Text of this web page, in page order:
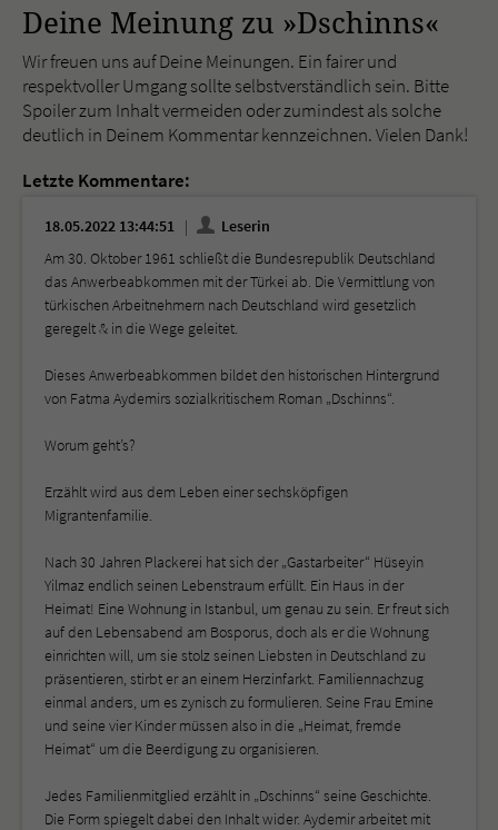
Deine Meinung zu »Dschinns«
Wir freuen uns auf Deine Meinungen. Ein fairer und
respektvoller Umgang sollte selbstverständlich sein. Bitte
Spoiler zum Inhalt vermeiden oder zumindest als solche
deutlich in Deinem Kommentar kennzeichnen. Vielen Dank!
Letzte Kommentare:
18.05.2022 13:44:51
Leserin
Am 30. Oktober 1961 schließt die Bundesrepublik Deutschland
das Anwerbeabkommen mit der Türkei ab. Die Vermittlung von
türkischen Arbeitnehmern nach Deutschland wird gesetzlich
geregelt & in die Wege geleitet.
Dieses Anwerbeabkommen bildet den historischen Hintergrund
von Fatma Aydemirs sozialkritischem Roman „Dschinns“.
Worum geht’s?
Erzählt wird aus dem Leben einer sechsköpfigen
Migrantenfamilie.
Nach 30 Jahren Plackerei hat sich der „Gastarbeiter“ Hüseyin
Yilmaz endlich seinen Lebenstraum erfüllt. Ein Haus in der
Heimat! Eine Wohnung in Istanbul, um genau zu sein. Er freut sich
auf den Lebensabend am Bosporus, doch als er die Wohnung
einrichten will, um sie stolz seinen Liebsten in Deutschland zu
präsentieren, stirbt er an einem Herzinfarkt. Familiennachzug
einmal anders, um es zynisch zu formulieren. Seine Frau Emine
und seine vier Kinder müssen also in die „Heimat, fremde
Heimat“ um die Beerdigung zu organisieren.
Jedes Familienmitglied erzählt in „Dschinns“ seine Geschichte.
Die Form spiegelt dabei den Inhalt wider. Aydemir arbeitet mit